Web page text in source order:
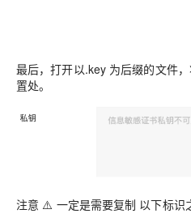
最后，打开以.key 为后缀的文件
置处。
注意 ⚠️ 一定是需要复制 以下标识